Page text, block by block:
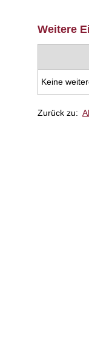
Weitere
Keine
Zurück zu: